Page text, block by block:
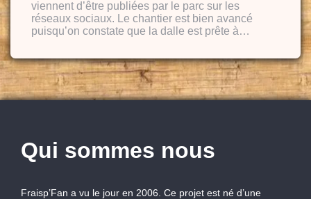
viennent d’être publiées par le parc sur les
réseaux sociaux. Le chantier est bien avancé
puisqu’on constate que la dalle est prête à…
Qui sommes nous
Fraisp’Fan a vu le jour en 2006. Ce projet est né d’une